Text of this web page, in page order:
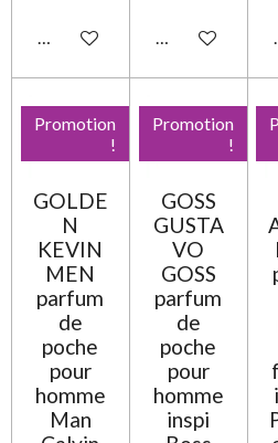
Ajouter au panierAjouter au
Promotion
!
GOLDE
N
KEVIN
MEN
parfum
de
poche
pour
homme
Man
Promotion
!
GOSS
GUSTA
VO
GOSS
parfum
de
poche
pour
homme
inspi